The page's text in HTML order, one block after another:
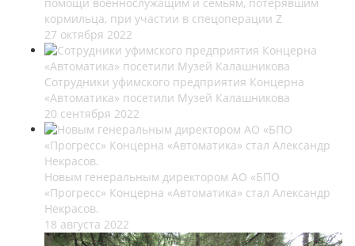
кормильца, при участии в спецоперации Z
27 октября 2022
Сотрудники уфимского предприятия Концерна
«Автоматика» посетили Музей Калашникова
20 сентября 2022
Новым генеральным директором АО «БПО
«Прогресс» Концерна «Автоматика» стал Александр
Некрасов.
18 августа 2022